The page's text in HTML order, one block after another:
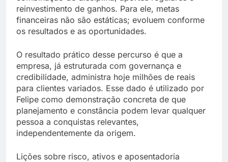
reinvestimento de ganhos. Para ele, metas
financeiras não são estáticas; evoluem conforme
os resultados e as oportunidades.
O resultado prático desse percurso é que a
empresa, já estruturada com governança e
credibilidade, administra hoje milhões de reais
para clientes variados. Esse dado é utilizado por
Felipe como demonstração concreta de que
planejamento e constância podem levar qualquer
pessoa a conquistas relevantes,
independentemente da origem.
Lições sobre risco, ativos e aposentadoria